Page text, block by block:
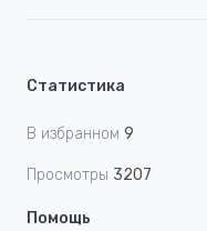
Статистика
В избранном 9
Просмотры 3207
Помощь